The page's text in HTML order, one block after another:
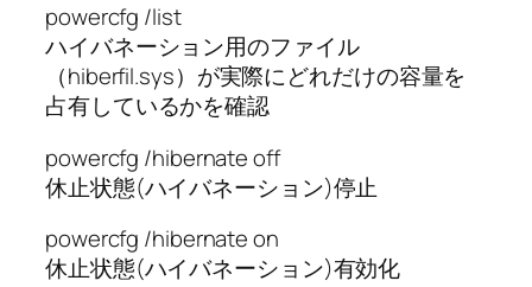
powercfg /list
ハイバネーション用のファイル
（hiberfil.sys）が実際にどれだけの容量を
占有しているかを確認
powercfg /hibernate off
休止状態(ハイバネーション)停止
powercfg /hibernate on
休止状態(ハイバネーション)有効化